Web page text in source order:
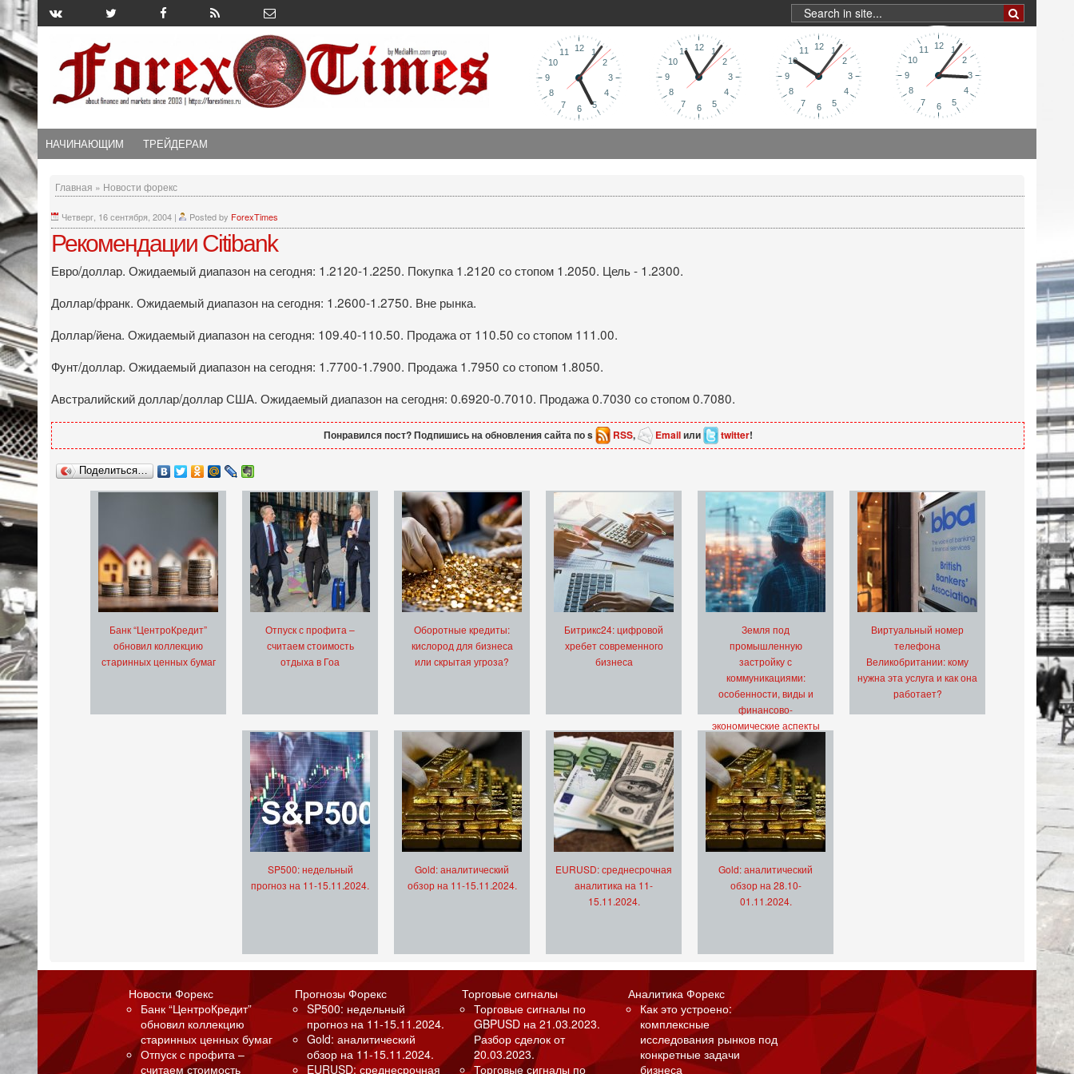
НАЧИНАЮЩИМ ТРЕЙДЕРАМ
Главная » Новости форекс
Четверг, 16 сентября, 2004 | Posted by ForexTimes
Рекомендации Citibank
Евро/доллар. Ожидаемый диапазон на сегодня: 1.2120-1.2250. Покупка 1.2120 со стопом 1.2050. Цель - 1.2300.
Доллар/франк. Ожидаемый диапазон на сегодня: 1.2600-1.2750. Вне рынка.
Доллар/йена. Ожидаемый диапазон на сегодня: 109.40-110.50. Продажа от 110.50 со стопом 111.00.
Фунт/доллар. Ожидаемый диапазон на сегодня: 1.7700-1.7900. Продажа 1.7950 со стопом 1.8050.
Австралийский доллар/доллар США. Ожидаемый диапазон на сегодня: 0.6920-0.7010. Продажа 0.7030 со стопом 0.7080.
Понравился пост? Подпишись на обновления сайта по s RSS, Emailили twitter!
Поделиться…
Банк “ЦентроКредит”
обновил коллекцию
старинных ценных бумаг
Отпуск с профита –
считаем стоимость
отдыха в Гоа
Оборотные кредиты:
кислород для бизнеса
или скрытая угроза?
Битрикс24: цифровой
хребет современного
бизнеса
Земля под
промышленную
застройку с
коммуникациями:
особенности, виды и
финансово-
экономические аспекты
Виртуальный номер
телефона
Великобритании: кому
нужна эта услуга и как она
работает?
SP500: недельный
прогноз на 11-15.11.2024.
Gold: аналитический
обзор на 11-15.11.2024.
EURUSD: среднесрочная
аналитика на 11-
15.11.2024.
Gold: аналитический
обзор на 28.10-
01.11.2024.
Новости Форекс
Банк “ЦентроКредит”
обновил коллекцию
старинных ценных бумаг
Отпуск с профита –
считаем стоимость
Прогнозы Форекс
SP500: недельный
прогноз на 11-15.11.2024.
Gold: аналитический
обзор на 11-15.11.2024.
EURUSD: среднесрочная
Торговые сигналы
Торговые сигналы по
GBPUSD на 21.03.2023.
Разбор сделок от
20.03.2023.
Торговые сигналы по
Аналитика Форекс
Как это устроено:
комплексные
исследования рынков под
конкретные задачи
бизнеса